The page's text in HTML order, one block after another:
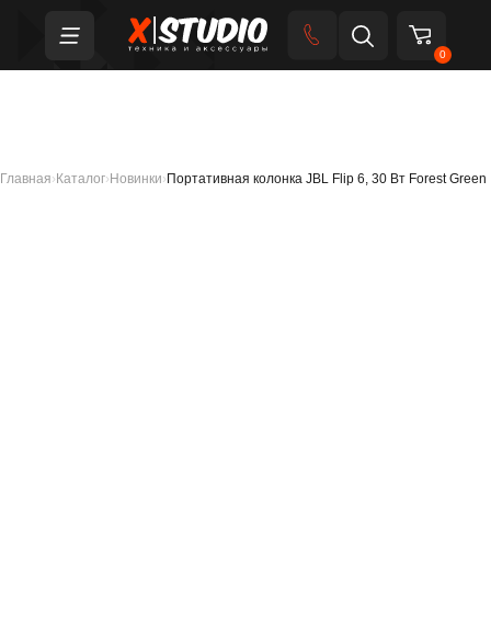
0
Главная› Каталог› Новинки› Портативная колонка JBL Flip 6, 30 Вт Forest Green